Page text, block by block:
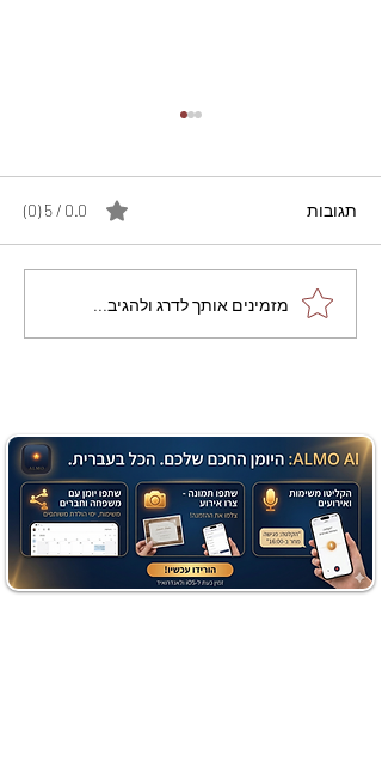
מתכון מנצח עוגת מייפל
שוקולד בחושה וקלה - זיוה
תגובות 0.0 / 5 ‏(0)
מזמינים אותך לדרג ולהגיב...